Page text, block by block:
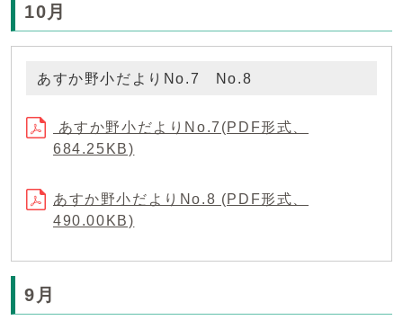
10月
あすか野小だよりNo.7 No.8
あすか野小だよりNo.7(PDF形式、
684.25KB)
あすか野小だよりNo.8 (PDF形式、
490.00KB)
9月